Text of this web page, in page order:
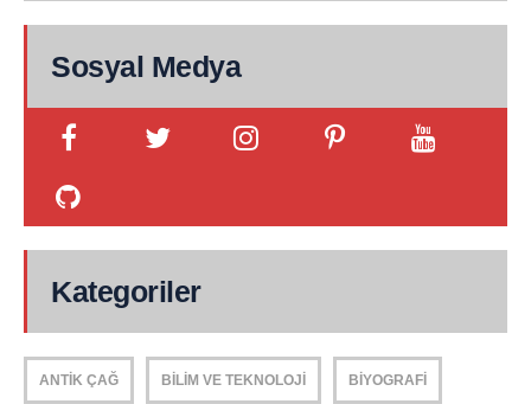
Sosyal Medya
Kategoriler
ANTIK ÇAĞ BILIM VE TEKNOLOJI BIYOGRAFI